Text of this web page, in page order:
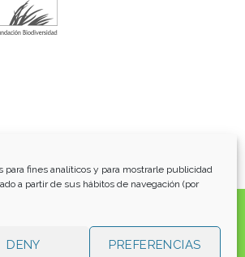
fines analíticos y para mostrarle publicidad
a partir de sus hábitos de navegación (por
DENY PREFERENCIAS
de autor u otro aviso de
Los enlaces a otros